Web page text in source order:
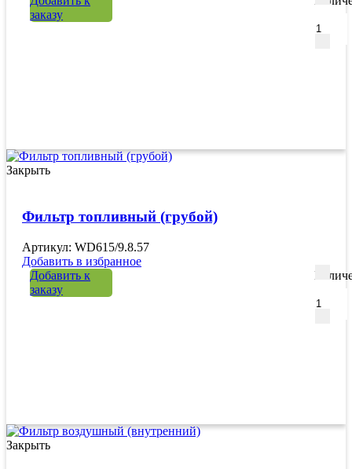
заказу
Закрыть
Фильтр топливный (грубой)
Артикул: WD615/9.8.57
Добавить в избранное
Добавить к
заказу
Закрыть